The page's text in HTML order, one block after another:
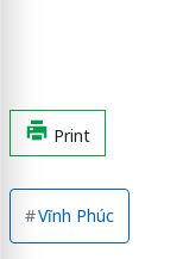
Print
Vĩnh Phúc